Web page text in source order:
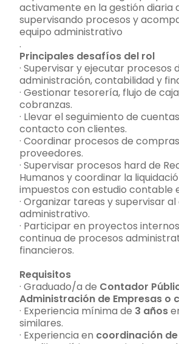
activamente en la gestión diaria
supervisando procesos y
equipo administrativo
.
Principales desafíos del rol
· Supervisar y ejecutar procesos
administración, contabilidad y
· Gestionar tesorería, flujo de
cobranzas.
· Llevar el seguimiento de
contacto con clientes.
· Coordinar procesos de
proveedores.
· Supervisar procesos hard de
Humanos y coordinar la
impuestos con estudio contable
· Organizar tareas y supervisar al
administrativo.
· Participar en proyectos
continua de procesos
financieros.
Requisitos
· Graduado/a de Contador
Administración de Empresas o
· Experiencia mínima de 3 años
similares.
· Experiencia en coordinación